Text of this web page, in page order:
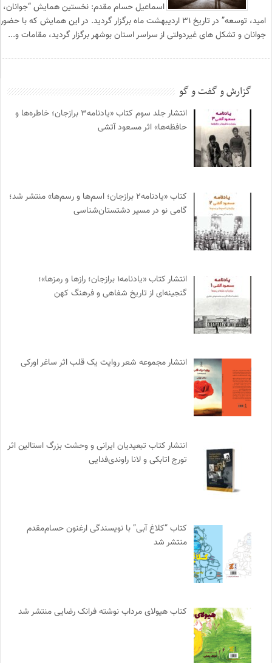
اسماعیل حسام مقدم: نخستین همایش “جوانان،
امید، توسعه” در تاریخ ۳۱ اردیبهشت ماه برگزار گردید. در این همایش که با حضور
جوانان و تشکل های غیردولتی از سراسر استان بوشهر برگزار گردید، مقامات و...
گزارش و گفت و گو
انتشار جلد سوم کتاب «یادنامه۳ برازجان؛ خاطره‌ها و
حافظه‌ها» اثر مسعود آتشی
کتاب «یادنامه۲ برازجان؛ اسم‌ها و رسم‌ها» منتشر شد؛
گامی نو در مسیر دشتستان‌شناسی
انتشار کتاب «یادنامه۱ برازجان؛ رازها و رمزها»؛
گنجینه‌ای از تاریخ شفاهی و فرهنگ کهن
انتشار مجموعه شعر روایت یک قلب اثر ساغر اورکی
انتشار کتاب تبعیدیان ایرانی و وحشت بزرگ استالین اثر
تورج اتابکی و لانا راوندی‌فدایی
کتاب “کلاغ آبی” با نویسندگی ارغنون حسام‌مقدم
منتشر شد
کتاب هیولای مرداب نوشته فرانک رضایی منتشر شد